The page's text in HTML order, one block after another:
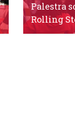
Palestra
Rolling